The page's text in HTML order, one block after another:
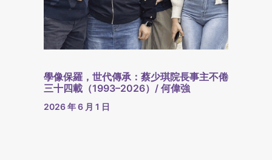
學像保羅，世代傳承：蔡少琪院長事主不倦
三十四載（1993–2026）/ 何偉強
2026 年 6 月 1 日